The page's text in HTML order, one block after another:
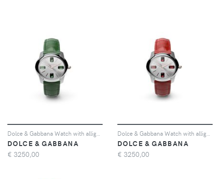
DOLCE & GABBANA
€ 3250,00
DOLCE & GABBANA
€ 3250,00